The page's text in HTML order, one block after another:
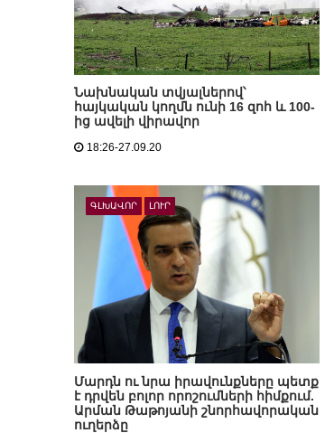
Նախնական տվյալներով՝
հայկական կողմն ունի 16 զոհ և 100-
ից ավելի վիրավոր
18:26-27.09.20
ԳԼԽԱՎՈՐ ԼՈՒՐ
Մարդն ու նրա իրավունքները պետք
է դրվեն բոլոր որոշումների հիմքում.
Արման Թաթոյանի շնորհավորական
ուղերձը